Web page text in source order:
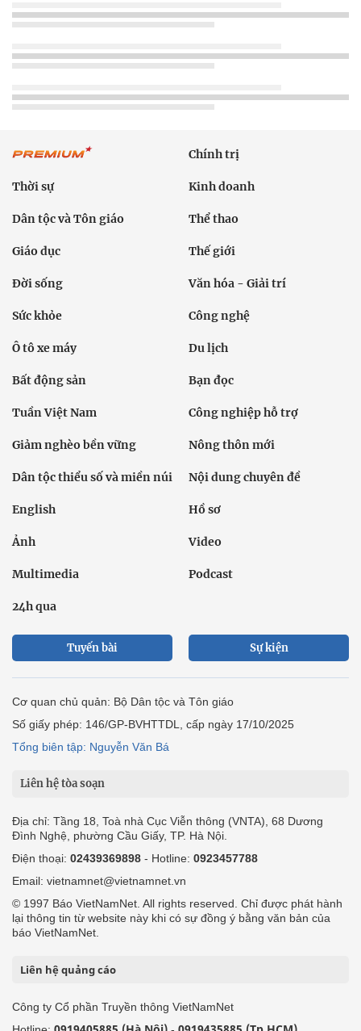
Chính trị
Thời sự Kinh doanh
Dân tộc và Tôn giáo Thể thao
Giáo dục Thế giới
Đời sống Văn hóa - Giải trí
Sức khỏe Công nghệ
Ô tô xe máy Du lịch
Bất động sản Bạn đọc
Tuần Việt Nam Công nghiệp hỗ trợ
Giảm nghèo bền vững Nông thôn mới
Dân tộc thiểu số và miền núi Nội dung chuyên đề
English Hồ sơ
Ảnh Video
Multimedia Podcast
24h qua
Tuyến bài Sự kiện
Cơ quan chủ quản: Bộ Dân tộc và Tôn giáo
Số giấy phép: 146/GP-BVHTTDL, cấp ngày 17/10/2025
Tổng biên tập: Nguyễn Văn Bá
Liên hệ tòa soạn
Địa chỉ: Tầng 18, Toà nhà Cục Viễn thông (VNTA), 68 Dương
Đình Nghệ, phường Cầu Giấy, TP. Hà Nội.
Điện thoại: 02439369898 - Hotline: 0923457788
Email: vietnamnet@vietnamnet.vn
© 1997 Báo VietNamNet. All rights reserved. Chỉ được phát hành
lại thông tin từ website này khi có sự đồng ý bằng văn bản của
báo VietNamNet.
Liên hệ quảng cáo
Công ty Cổ phần Truyền thông VietNamNet